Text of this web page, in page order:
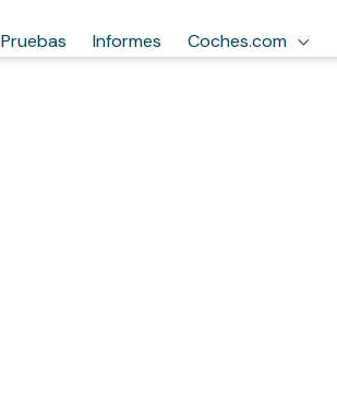
Pruebas Informes Coches.com